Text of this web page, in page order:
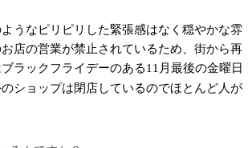
うなピリピリした緊張感はなく穏やかな雰
店の営業が禁止されているため、街から再
ラックフライデーのある11月最後の金曜日
ショップは閉店しているのでほとんど人が